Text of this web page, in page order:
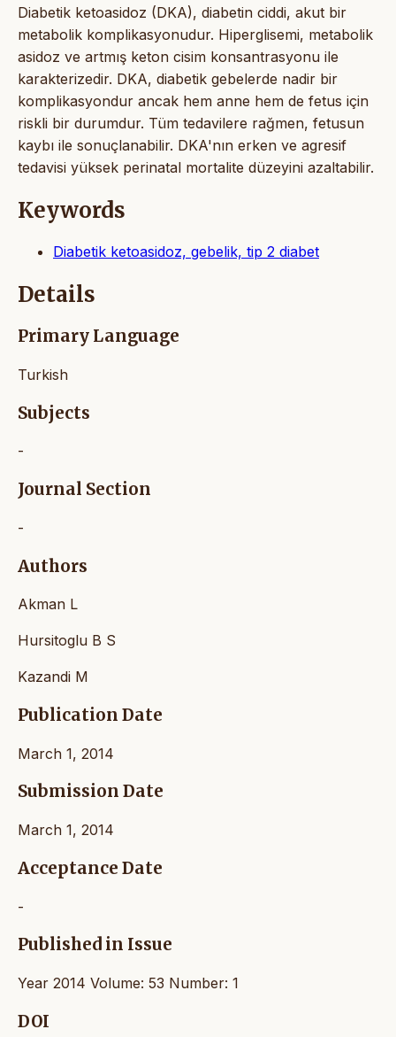
Diabetik ketoasidoz (DKA), diabetin ciddi, akut bir
metabolik komplikasyonudur. Hiperglisemi, metabolik
asidoz ve artmış keton cisim konsantrasyonu ile
karakterizedir. DKA, diabetik gebelerde nadir bir
komplikasyondur ancak hem anne hem de fetus için
riskli bir durumdur. Tüm tedavilere rağmen, fetusun
kaybı ile sonuçlanabilir. DKA'nın erken ve agresif
tedavisi yüksek perinatal mortalite düzeyini azaltabilir.
Keywords
Diabetik ketoasidoz, gebelik, tip 2 diabet
Details
Primary Language
Turkish
Subjects
-
Journal Section
-
Authors
Akman L
Hursitoglu B S
Kazandi M
Publication Date
March 1, 2014
Submission Date
March 1, 2014
Acceptance Date
-
Published in Issue
Year 2014 Volume: 53 Number: 1
DOI